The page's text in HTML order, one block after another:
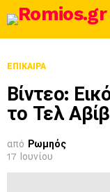
ΕΠΊΚΑΙΡΑ
Βίντεο:
το Τελ
από Ρωμηός
17 Ιουνίου